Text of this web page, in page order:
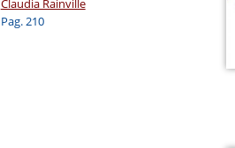
Pag. 210